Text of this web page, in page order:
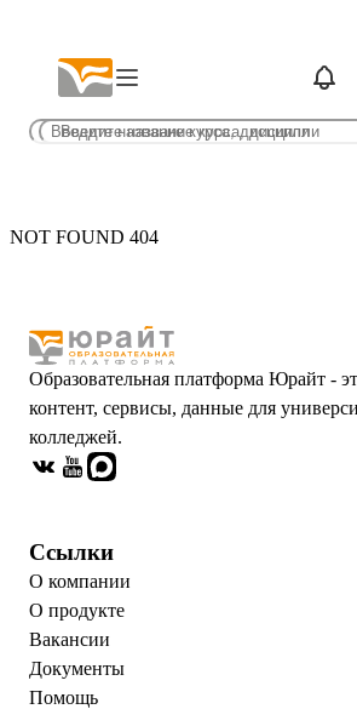
NOT FOUND 404
Образовательная платформа Юрайт -
контент, сервисы, данные для
колледжей.
Ссылки
О компании
О продукте
Вакансии
Документы
Помощь